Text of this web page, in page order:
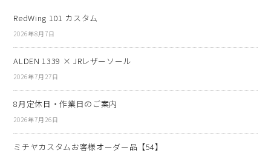
RedWing 101 カスタム
2026年8月7日
ALDEN 1339 × JRレザーソール
2026年7月27日
8月定休日・作業日のご案内
2026年7月26日
ミチヤカスタムお客様オーダー品【54】